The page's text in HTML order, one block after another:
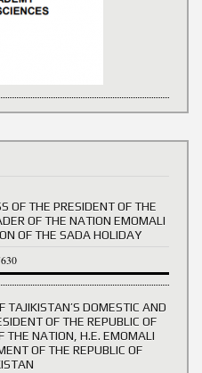
OF THE PRESIDENT OF THE
OF THE NATION EMOMALI
OF THE SADA HOLIDAY
TAJIKISTAN’S DOMESTIC AND
OF THE REPUBLIC OF
THE NATION, H.E. EMOMALI
OF THE REPUBLIC OF